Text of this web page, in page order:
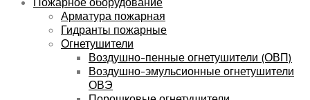
Арматура пожарная
Гидранты пожарные
Огнетушители
Воздушно-пенные огнетушители (ОВП)
Воздушно-эмульсионные огнетушители
ОВЭ